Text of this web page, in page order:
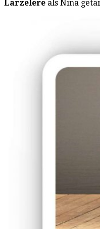
Larzelere als Nina